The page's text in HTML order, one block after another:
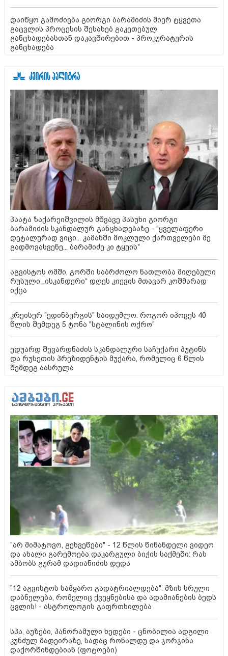
დაიწყო გამოძიება გიორგი ბარამიძის მიერ ტყვეთა
გაცვლის პროცესის შესახებ გაკეთებულ
განცხადებასთან დაკავშირებით - პროკურატურის
განცხადება
პაატა ზაქარეიშვილის მწვავე პასუხი გიორგი
ბარამიძის სკანდალურ განცხადებაზე - "ყველაფერი
დეტალურად ვიცი... კამანში მოკლული ქართველები მე
გადმოვასვენე... ბარამიძე კი ტყუის"
აგვისტოს ომში, გორში საბრძოლო ნათლობა მიღებული
რუსული „ისკანდერი“ დღეს კიევის მთავარ კოშმარად
იქცა
კრეისერ "ედინბურგის" საიდუმლო: როგორ იპოვეს 40
წლის შემდეგ 5 ტონა "სტალინის ოქრო"
ედუარდ შევარდნაძის სკანდალური საჩუქარი პუტინს
და რუსეთის პრეზიდენტის მუქარა, რომელიც 6 წლის
შემდეგ აასრულა
"არ მიმატოვო, გეხვეწები" - 12 წლის წინანდელი ვიდეო
და ახალი გარემოება დაკარგული ბიჭის საქმეში: რას
ამბობს გურამ დადიანიძის დედა
"12 აგვისტოს სამყარო გადატრიალდება": მზის სრული
დაბნელება, რომელიც ქვეყნებისა და ადამიანების ბედს
ცვლის! - ასტროლოგის გაფრთხილება
სპა, აუზები, პანორამული ხედები - ცნობილია ადგილი
კუნძულ მადეირაზე, სადაც რონალდუ და ჯორჯინა
დაქორწინდებიან (ფოტოები)